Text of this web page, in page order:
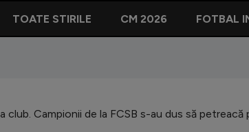
TOATE STIRILE CM 2026 FOTBAL
club. Campionii de la FCSB s-au dus să petreacă